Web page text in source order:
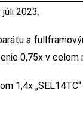
2023.
s
0,75x v
1,4x